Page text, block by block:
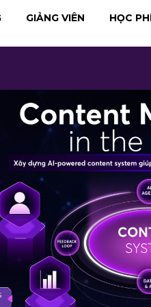
HỌC
GIẢNG VIÊN